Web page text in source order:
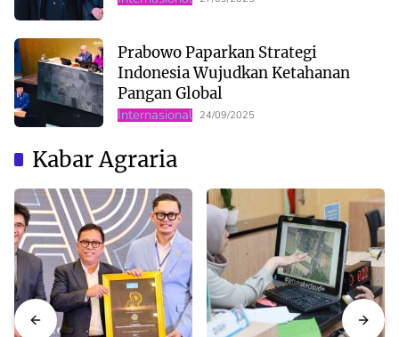
Prabowo Paparkan Strategi
Indonesia Wujudkan Ketahanan
Pangan Global
Internasional 24/09/2025
Kabar Agraria